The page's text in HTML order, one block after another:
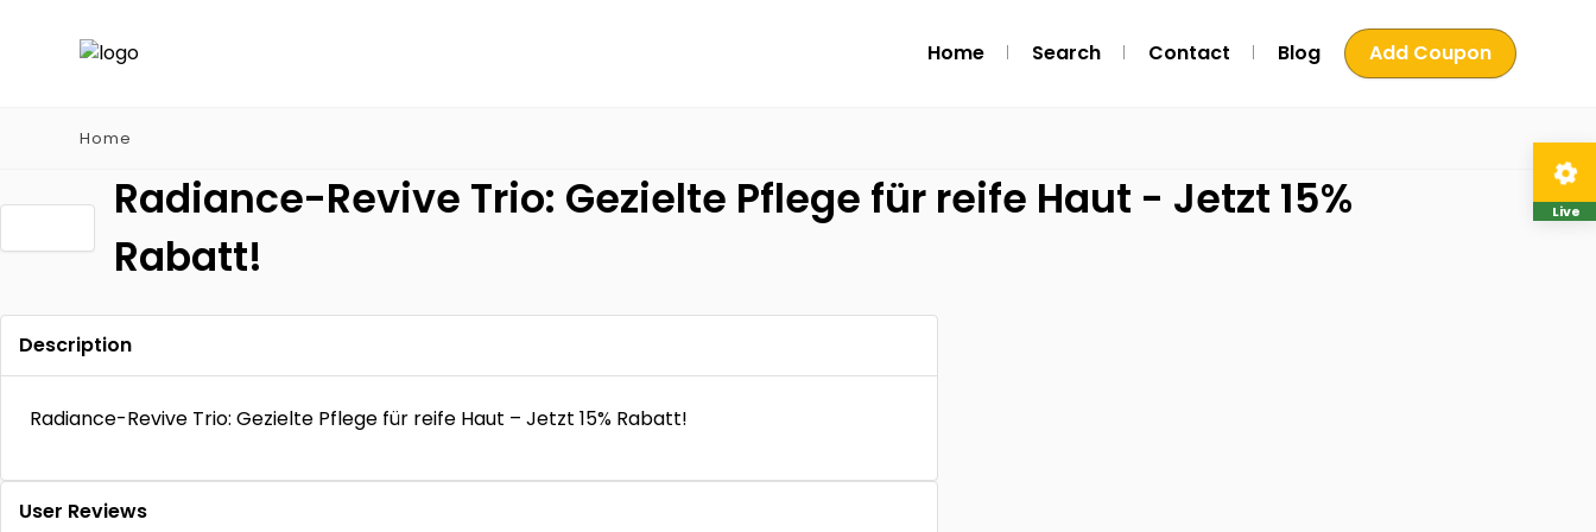
Home Search Contact Blog Add Coupon
Home
Radiance-Revive Trio: Gezielte Pflege für reife Haut - Jetzt 15%
Rabatt!
Description
Radiance-Revive Trio: Gezielte Pflege für reife Haut – Jetzt 15% Rabatt!
User Reviews
Live